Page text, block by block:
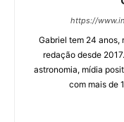
https://
Gabriel tem 24 anos,
redação desde
astronomia, mídia
com mais de